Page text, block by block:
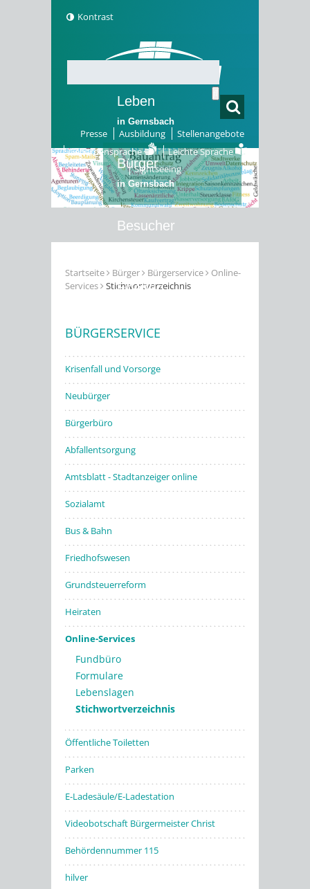
Kontrast
Presse Ausbildung
Stellenangebote
Gebärdensprache
Leichte Sprache
Sightseeing
Leben
in Gernsbach
Bürger
in Gernsbach
Besucher
Erleben
Startseite Bürger Bürgerservice
Online-
Services
Stichwortverzeichnis
BÜRGERSERVICE
Krisenfall und Vorsorge
Neubürger
Bürgerbüro
Abfallentsorgung
Amtsblatt - Stadtanzeiger online
Sozialamt
Bus & Bahn
Friedhofswesen
Grundsteuerreform
Heiraten
Online-Services
Fundbüro
Formulare
Lebenslagen
Stichwortverzeichnis
Öffentliche Toiletten
Parken
E-Ladesäule/E-Ladestation
Videobotschaft Bürgermeister Christ
Behördennummer 115
hilver